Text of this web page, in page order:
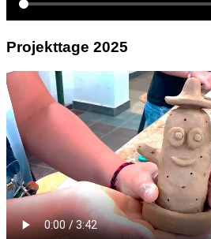
Projekttage 2025